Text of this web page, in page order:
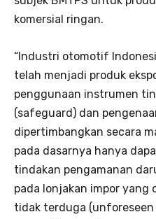
komersial ringan.
“Industri otomotif
telah menjadi produk
penggunaan instrumen
(safeguard) dan
dipertimbangkan secara
pada dasarnya hanya
tindakan pengamanan
pada lonjakan impor yang
tidak terduga